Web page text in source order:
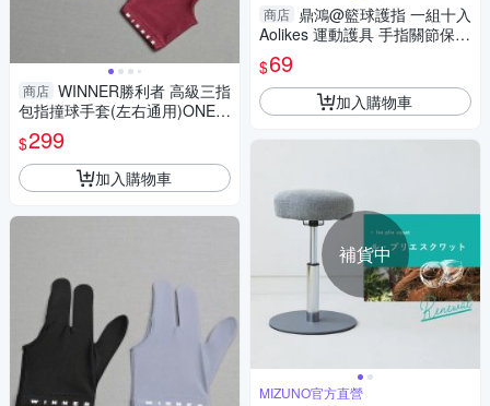
商店 WINNER勝利者 高級三指
包指撞球手套(左右通用)ONE S
IZE
$299
加入購物車
商店 鼎鴻@籃球護指 一組十入
Aolikes 運動護具 手指關節保護
手指防護套 指節護套 奧力克斯
$69
加入購物車
補貨中
MIZUNO官方直營